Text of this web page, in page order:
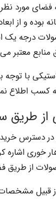
فضای مورد
بوده و از
درجه
منابع معتبر
با
کسب اطلاع
طریق
دسترس
خوری اشاره
از
از قبیل